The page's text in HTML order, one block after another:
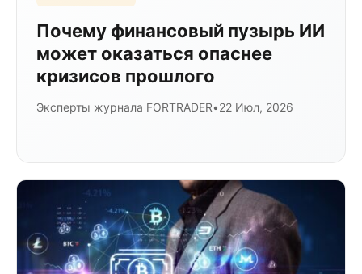
Почему финансовый пузырь ИИ
может оказаться опаснее
кризисов прошлого
Эксперты журнала FORTRADER•22 Июл, 2026